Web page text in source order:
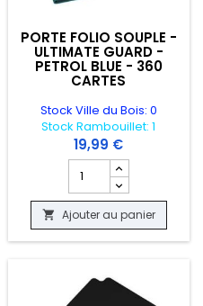
- CLASSIC GREEN X 100
SLEEVES DRAGON SHIELD -
PORTE FOLIO SOUPLE -
ULTIMATE GUARD -
PETROL BLUE - 360
CARTES
Stock Ville du Bois: 0
Stock Rambouillet: 1
19,99 €
Champ quantité du
 Ajouter au panier